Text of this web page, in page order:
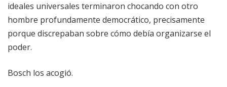
ideales universales terminaron chocando con otro
hombre profundamente democrático, precisamente
porque discrepaban sobre cómo debía organizarse el
poder.
Bosch los acogió.